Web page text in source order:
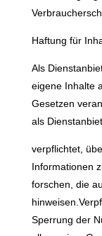
Haftung für
Als
eigene Inhalte
Gesetzen
als
verpflichtet,
Informationen
forschen, die
Sperrung der